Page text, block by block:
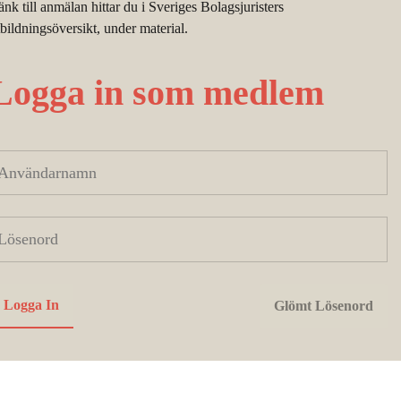
till anmälan hittar du i Sveriges Bolagsjuristers
under material.
in som medlem